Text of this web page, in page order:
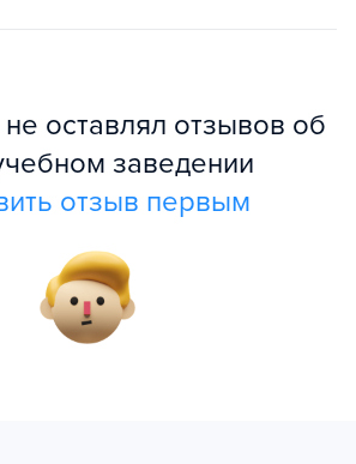
оставлял отзывов об
заведении
отзыв первым